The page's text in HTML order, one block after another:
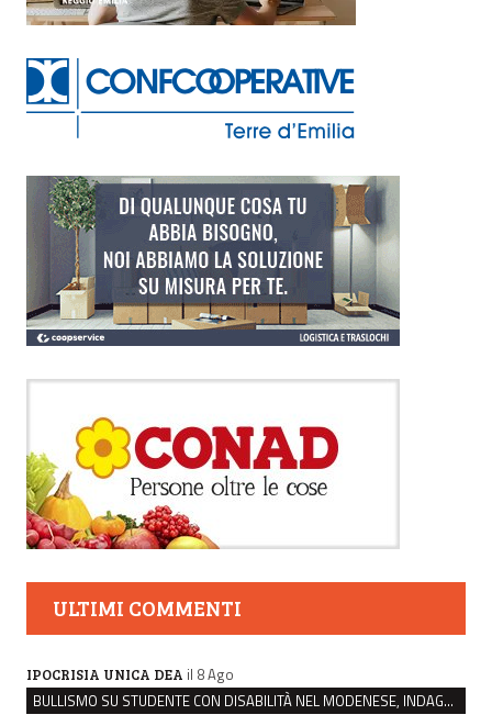
ULTIMI COMMENTI
IPOCRISIA UNICA DEA il 8 Ago
BULLISMO SU STUDENTE CON DISABILITÀ NEL MODENESE, INDAGATI DUE RAGAZZI DI 16 ANNI